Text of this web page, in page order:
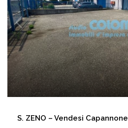
S. ZENO – Vendesi Capannone